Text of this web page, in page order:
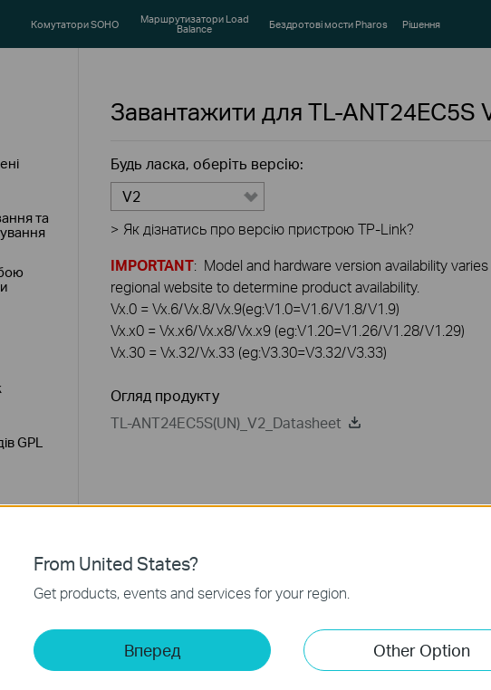
Комутатори SOHO Маршрутизатори Load
Balance Бездротові мости Pharos Рішення
та
GPL
Завантажити для TL-ANT24EC5S
Будь ласка, оберіть версію:
V2
> Як дізнатись про версію пристрою TP-Link?
IMPORTANT: Model and hardware version availability
regional website to determine product availability.
Vx.0 = Vx.6/Vx.8/Vx.9(eg:V1.0=V1.6/V1.8/V1.9)
Vx.x0 = Vx.x6/Vx.x8/Vx.x9 (eg:V1.20=V1.26/V1.28/V1.29)
Vx.30 = Vx.32/Vx.33 (eg:V3.30=V3.32/V3.33)
Огляд продукту
TL-ANT24EC5S(UN)_V2_Datasheet
From United States?
Get products, events and services for your region.
Вперед Other Option